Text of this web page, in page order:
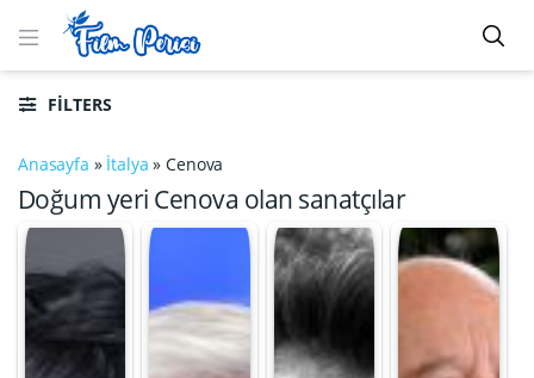
FILTERS
Anasayfa » İtalya »Cenova
Doğum yeri Cenova olan sanatçılar